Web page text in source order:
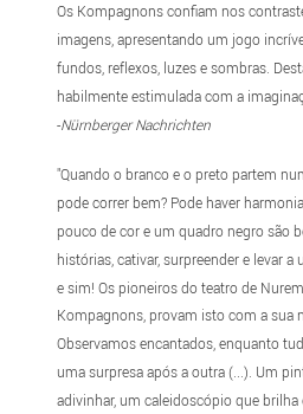
Os Kompagnons confiam nos
imagens, apresentando um jogo
fundos, reflexos, luzes e sombras.
habilmente estimulada com a
-Nürnberger Nachrichten
"Quando o branco e o preto partem
pode correr bem? Pode haver
pouco de cor e um quadro negro são
histórias, cativar, surpreender e levar a
e sim! Os pioneiros do teatro de
Kompagnons, provam isto com a sua
Observamos encantados, enquanto
uma surpresa após a outra (...). Um
adivinhar, um caleidoscópio que